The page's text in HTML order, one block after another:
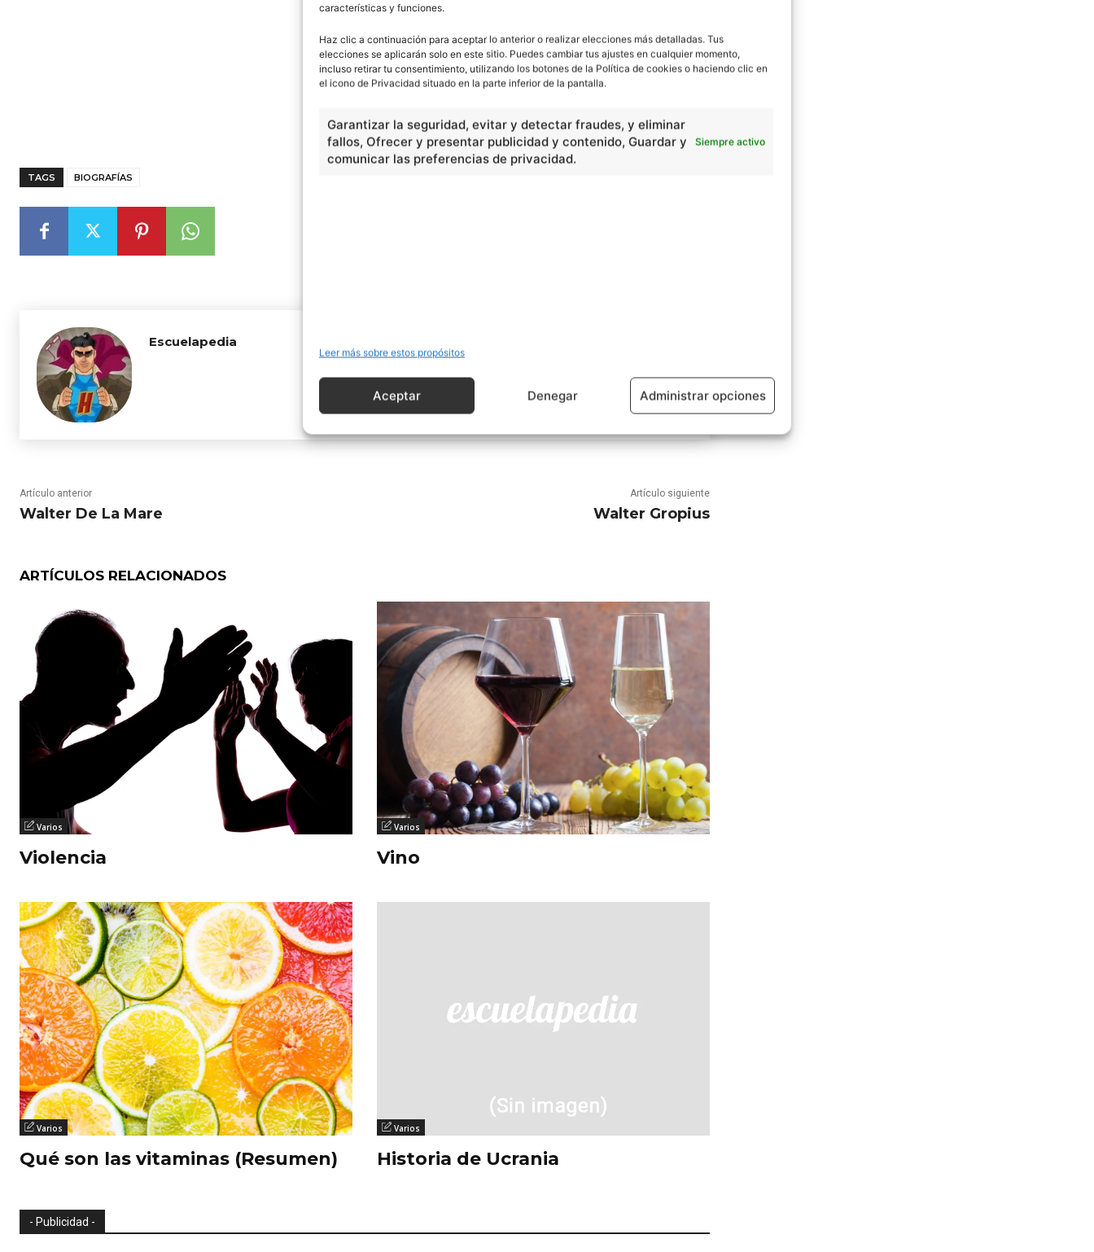
características y funciones.
Haz clic a continuación para aceptar lo anterior o realizar elecciones más detalladas. Tus
elecciones se aplicarán solo en este sitio. Puedes cambiar tus ajustes en cualquier momento,
incluso retirar tu consentimiento, utilizando los botones de la Política de cookies o haciendo clic en
el icono de Privacidad situado en la parte inferior de la pantalla.
Garantizar la seguridad, evitar y detectar fraudes, y eliminar
fallos, Ofrecer y presentar publicidad y contenido, Guardar y
comunicar las preferencias de privacidad.
Siempre activo
Leer más sobre estos propósitos
Aceptar Denegar Administrar opciones
TAGS BIOGRAFÍAS
Escuelapedia
Artículo anterior
Walter De La Mare
Artículo siguiente
Walter Gropius
ARTÍCULOS RELACIONADOS
Varios
Violencia
Varios
Vino
Varios
Qué son las vitaminas (Resumen)
Varios
Historia de Ucrania
- Publicidad -